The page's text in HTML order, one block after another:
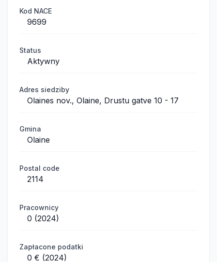
Kod NACE
9699
Status
Aktywny
Adres siedziby
Olaines nov., Olaine, Drustu gatve 10 - 17
Gmina
Olaine
Postal code
2114
Pracownicy
0 (2024)
Zapłacone podatki
0 € (2024)